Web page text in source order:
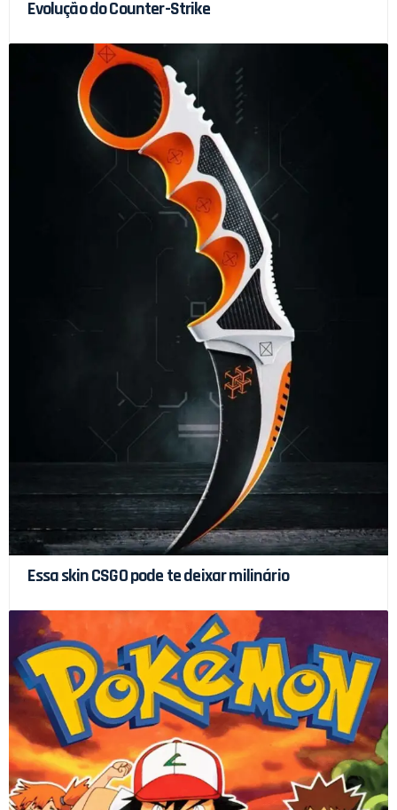
Evolução do Counter-Strike
Essa skin CSGO pode te deixar milinário